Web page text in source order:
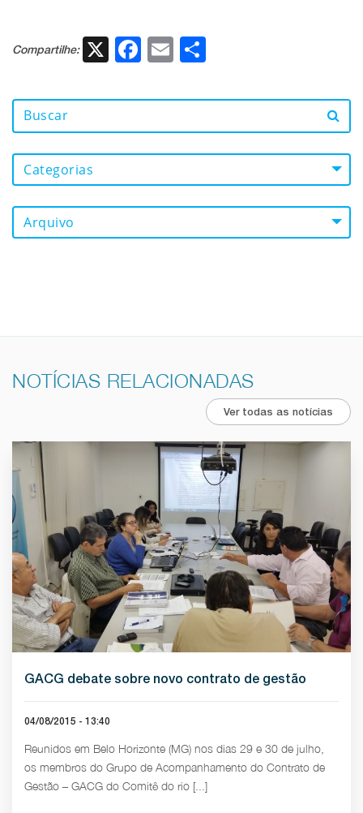
Compartilhe: X Facebook
Email
Categorias
Arquivo
NOTÍCIAS RELACIONADAS
Ver todas as notícias
GACG debate sobre novo contrato de gestão
04/08/2015 - 13:40
Reunidos em Belo Horizonte (MG) nos dias 29 e 30 de julho,
os membros do Grupo de Acompanhamento do Contrato de
Gestão – GACG do Comitê do rio [...]